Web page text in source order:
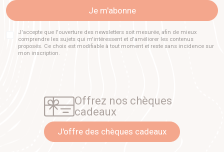
Je m'abonne
J'accepte que l'ouverture des newsletters soit mesurée, afin de mieux
comprendre les sujets qui m'intéressent et d'améliorer les contenus
proposés. Ce choix est modifiable à tout moment et reste sans incidence sur
mon inscription.
Offrez nos chèques
cadeaux
J'offre des chèques cadeaux